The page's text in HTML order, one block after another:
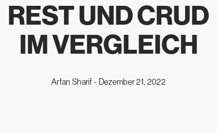
REST UND CRUD
IM VERGLEICH
Arfan Sharif - Dezember 21, 2022